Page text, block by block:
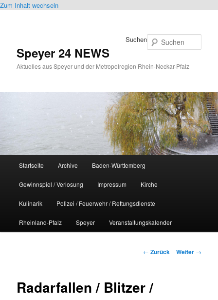
Zum Inhalt wechseln
Speyer 24 NEWS
Aktuelles aus Speyer und der Metropolregion Rhein-Neckar-Pfalz
Suchen
Startseite Archive Baden-Württemberg
Gewinnspiel / Verlosung Impressum Kirche
Kulinarik Polizei / Feuerwehr / Rettungsdienste
Rheinland-Pfalz Speyer Veranstaltungskalender
Beitrags-
← Zurück Weiter →
Radarfallen / Blitzer /